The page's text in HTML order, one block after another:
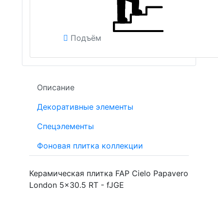
Подъём
Описание
Декоративные элементы
Спецэлементы
Фоновая плитка коллекции
Керамическая плитка FAP Cielo Papavero
London 5x30.5 RT - fJGE